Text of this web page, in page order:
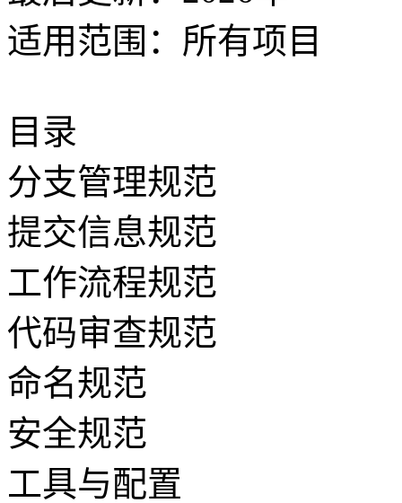
适用范围：所有项目
目录
分支管理规范
提交信息规范
工作流程规范
代码审查规范
命名规范
安全规范
工具与配置